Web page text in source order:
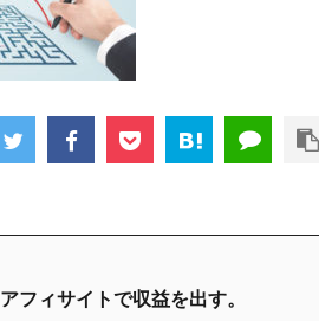
アフィサイトで収益を出す。